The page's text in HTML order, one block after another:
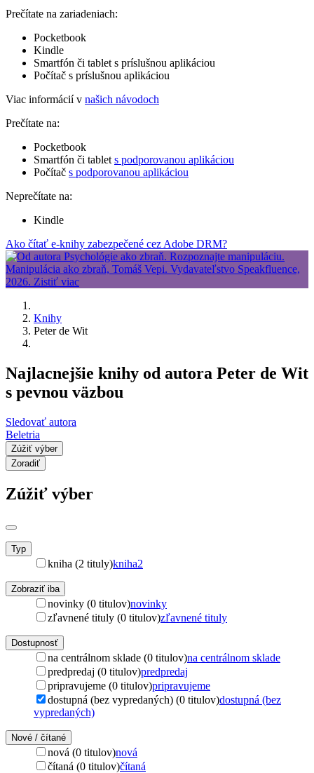
Prečítate na zariadeniach:
Pocketbook
Kindle
Smartfón či tablet s príslušnou aplikáciou
Počítač s príslušnou aplikáciou
Viac informácií v našich návodoch
Prečítate na:
Pocketbook
Smartfón či tablet s podporovanou aplikáciou
Počítač s podporovanou aplikáciou
Neprečítate na:
Kindle
Ako čítať e-knihy zabezpečené cez Adobe DRM?
Knihy
Peter de Wit
Najlacnejšie knihy od autora Peter de Wit
s pevnou väzbou
Sledovať autora
Beletria
Zúžiť výber
Zoradiť
Zúžiť výber
Typ
kniha (2 tituly)kniha2
Zobraziť iba
novinky (0 titulov)novinky
zľavnené tituly (0 titulov)zľavnené tituly
Dostupnosť
na centrálnom sklade (0 titulov)na centrálnom sklade
predpredaj (0 titulov)predpredaj
pripravujeme (0 titulov)pripravujeme
dostupná (bez vypredaných) (0 titulov)dostupná (bez
vypredaných)
Nové / čítané
nová (0 titulov)nová
čítaná (0 titulov)čítaná